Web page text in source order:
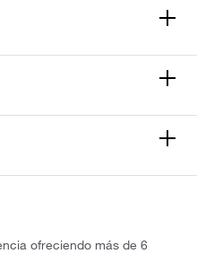
ofreciendo más de 6